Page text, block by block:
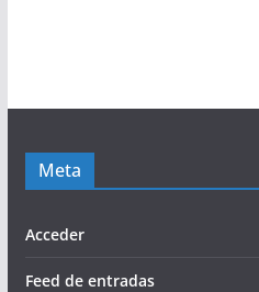
Meta
Acceder
Feed de entradas